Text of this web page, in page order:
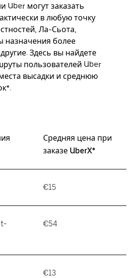
Uber могут заказать
в любую точку
Ла-Сьота,
назначения более
Здесь вы найдете
пользователей Uber
высадки и среднюю
Средняя цена при
заказе UberX*
€15
€54
€13